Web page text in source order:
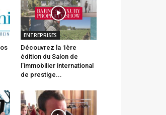
ENTREPRISES
Découvrez la 1ère
édition du Salon de
l’immobilier international
de prestige...